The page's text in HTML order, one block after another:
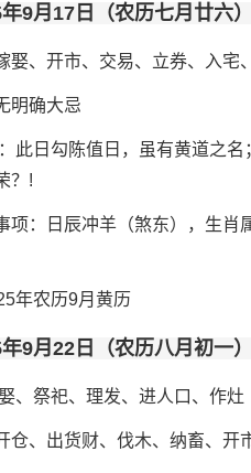
9月17日（农历七月廿六）
娶、开市、交易、立券、入宅
明确大忌
此日勾陈值日，虽有黄道之
？!
项：日辰冲羊（煞东），生肖
9月22日（农历八月初一）
、祭祀、理发、进人口、作灶
仓、出货财、伐木、纳畜、开